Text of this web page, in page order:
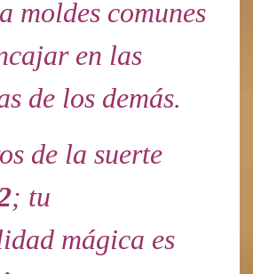
moldes comunes
en las
de los demás.
de la suerte
; tu
mágica es